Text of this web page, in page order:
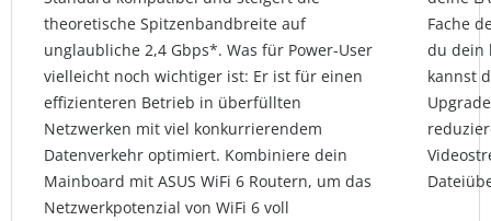
theoretische Spitzenbandbreite auf
unglaubliche 2,4 Gbps*. Was für Power-User
vielleicht noch wichtiger ist: Er ist für einen
effizienteren Betrieb in überfüllten
Netzwerken mit viel konkurrierendem
Datenverkehr optimiert. Kombiniere dein
Mainboard mit ASUS WiFi 6 Routern, um das
Netzwerkpotenzial von WiFi 6 voll
Fache
du dein
kannst